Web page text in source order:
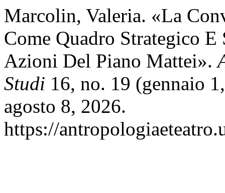
Marcolin, Valeria. «La
Come Quadro Strategico
Azioni Del Piano Mattei».
Studi 16, no. 19 (gennaio
agosto 8, 2026.
https://